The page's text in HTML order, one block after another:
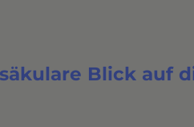
Blick auf